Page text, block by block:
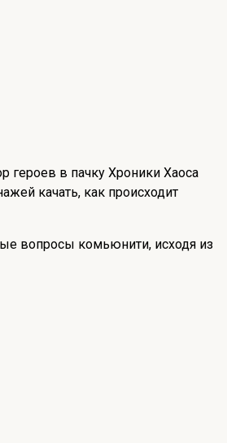
героев в пачку Хроники Хаоса
качать, как происходит
вопросы комьюнити, исходя из